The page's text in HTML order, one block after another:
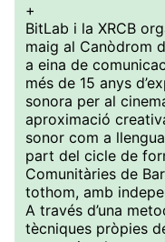
+
BitLab i la XRCB
maig al Canòdrom
a eina de
més de 15 anys
sonora per al
aproximació
sonor com a
part del cicle de
Comunitàries de
tothom, amb
A través d’una
tècniques pròpies